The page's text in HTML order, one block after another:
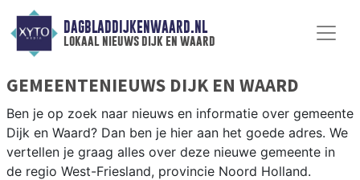
DAGBLADDIJKENWAARD.NL
lokaal nieuws dijk en waard
GEMEENTENIEUWS DIJK EN WAARD
Ben je op zoek naar nieuws en informatie over gemeente
Dijk en Waard? Dan ben je hier aan het goede adres. We
vertellen je graag alles over deze nieuwe gemeente in
de regio West-Friesland, provincie Noord Holland.